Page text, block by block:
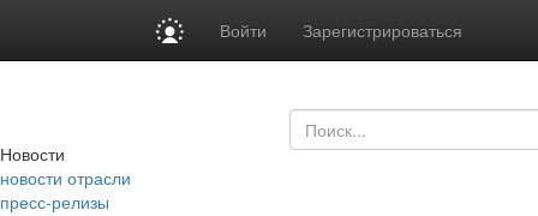
Войти Зарегистрироваться
Новости
новости отрасли
пресс-релизы